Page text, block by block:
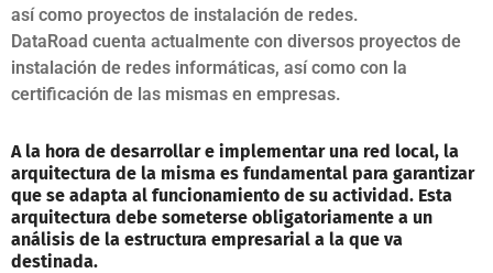
así como proyectos de instalación de redes.
DataRoad cuenta actualmente con diversos proyectos de
instalación de redes informáticas, así como con la
certificación de las mismas en empresas.
A la hora de desarrollar e implementar una red local, la
arquitectura de la misma es fundamental para garantizar
que se adapta al funcionamiento de su actividad. Esta
arquitectura debe someterse obligatoriamente a un
análisis de la estructura empresarial a la que va
destinada.